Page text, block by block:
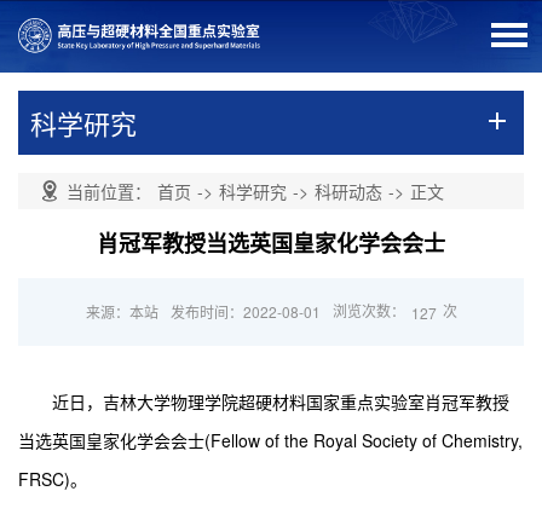
科学研究
当前位置： 首页 -> 科学研究 -> 科研动态 -> 正文
肖冠军教授当选英国皇家化学会会士
来源：本站 发布时间：2022-08-01 浏览次数： 127 次
近日，吉林大学物理学院超硬材料国家重点实验室肖冠军教授
当选英国皇家化学会会士(Fellow of the Royal Society of Chemistry,
FRSC)。